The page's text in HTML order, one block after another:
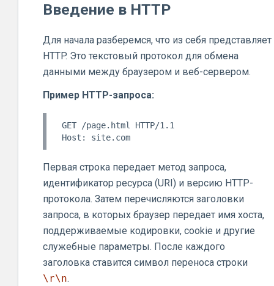
Введение в HTTP
Для начала разберемся, что из себя представляет
HTTP. Это текстовый протокол для обмена
данными между браузером и веб-сервером.
Пример HTTP-запроса:
GET /page.html HTTP/1.1
Первая строка передает метод запроса,
идентификатор ресурса (URI) и версию HTTP-
протокола. Затем перечисляются заголовки
запроса, в которых браузер передает имя хоста,
поддерживаемые кодировки, cookie и другие
служебные параметры. После каждого
заголовка ставится символ переноса строки
\r\n.